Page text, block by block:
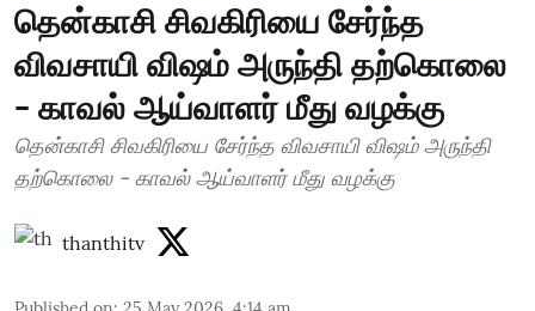
தென்காசி சிவகிரியை சேர்ந்த
விவசாயி விஷம் அருந்தி தற்கொலை
- காவல் ஆய்வாளர் மீது வழக்கு
தென்காசி சிவகிரியை சேர்ந்த விவசாயி விஷம் அருந்தி
தற்கொலை - காவல் ஆய்வாளர் மீது வழக்கு
thanthitv